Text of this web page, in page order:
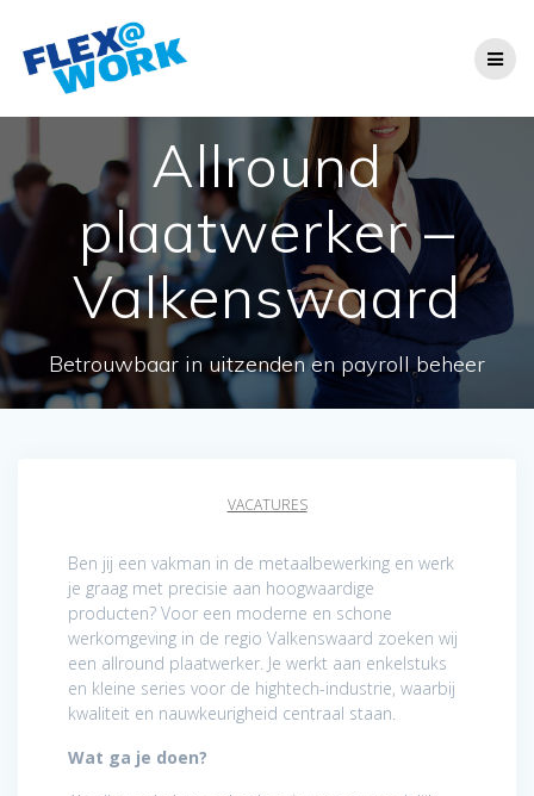
Allround
plaatwerker –
Valkenswaard
Betrouwbaar in uitzenden en payroll beheer
VACATURES
Ben jij een vakman in de metaalbewerking en werk
je graag met precisie aan hoogwaardige
producten? Voor een moderne en schone
werkomgeving in de regio Valkenswaard zoeken wij
een allround plaatwerker. Je werkt aan enkelstuks
en kleine series voor de hightech-industrie, waarbij
kwaliteit en nauwkeurigheid centraal staan.
Wat ga je doen?